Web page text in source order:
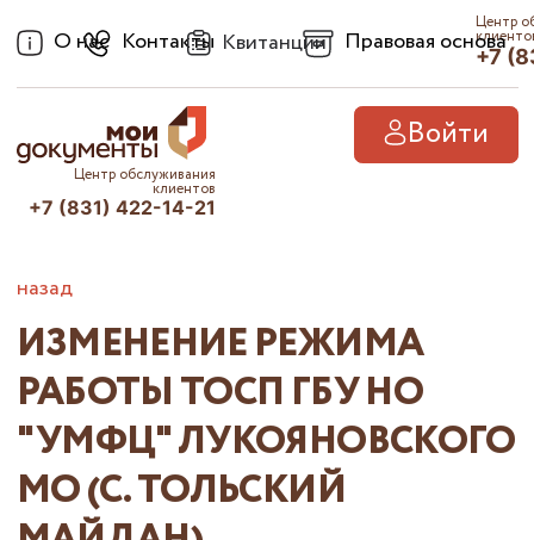
О нас Контакты Квитанции Правовая основа
Центр
+7
Войти
Центр обслуживания
клиентов
+7 (831) 422-14-21
назад
ИЗМЕНЕНИЕ РЕЖИМА
РАБОТЫ ТОСП ГБУ НО
"УМФЦ" ЛУКОЯНОВСКОГО
МО (С. ТОЛЬСКИЙ